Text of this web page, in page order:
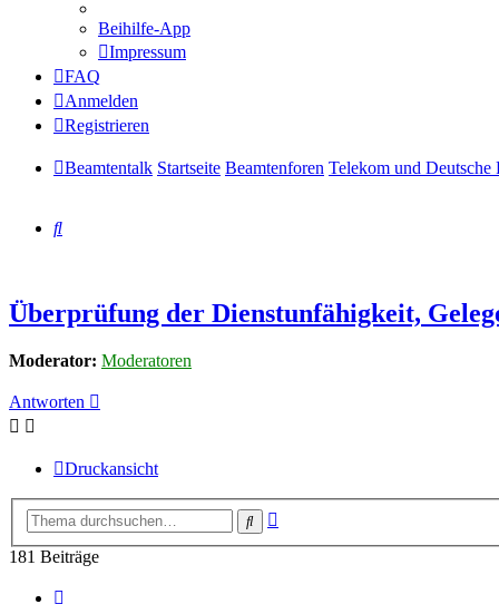
Beihilfe-App
Impressum
FAQ
Anmelden
Registrieren
Beamtentalk Startseite Beamtenforen Telekom und Deutsche
Suche
Überprüfung der Dienstunfähigkeit,
Moderator: Moderatoren
Antworten
Druckansicht
Suche
181 Beiträge